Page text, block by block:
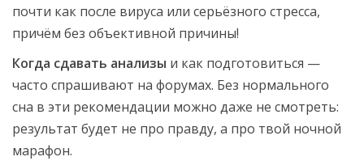
почти как после вируса или серьёзного стресса,
причём без объективной причины!
Когда сдавать анализы и как подготовиться —
часто спрашивают на форумах. Без нормального
сна в эти рекомендации можно даже не смотреть:
результат будет не про правду, а про твой ночной
марафон.